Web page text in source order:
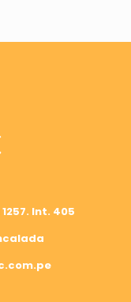
Int. 405